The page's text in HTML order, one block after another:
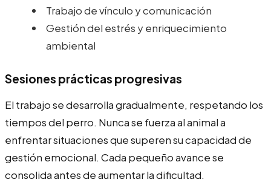
Trabajo de vínculo y comunicación
Gestión del estrés y enriquecimiento
ambiental
Sesiones prácticas progresivas
El trabajo se desarrolla gradualmente, respetando los
tiempos del perro. Nunca se fuerza al animal a
enfrentar situaciones que superen su capacidad de
gestión emocional. Cada pequeño avance se
consolida antes de aumentar la dificultad.